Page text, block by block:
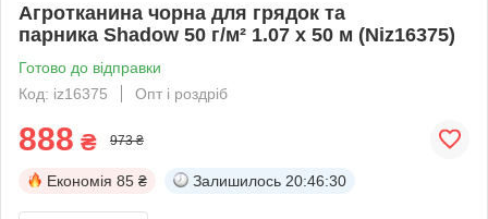
Агротканина чорна для грядок та
парника Shadow 50 г/м² 1.07 х 50 м (Niz16375)
Готово до відправки
Код: iz16375
Опт і роздріб
888 ₴ 973 ₴
Економія 85 ₴ Залишилось 20:46:29